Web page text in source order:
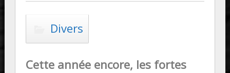
Divers
Cette année encore, les fortes